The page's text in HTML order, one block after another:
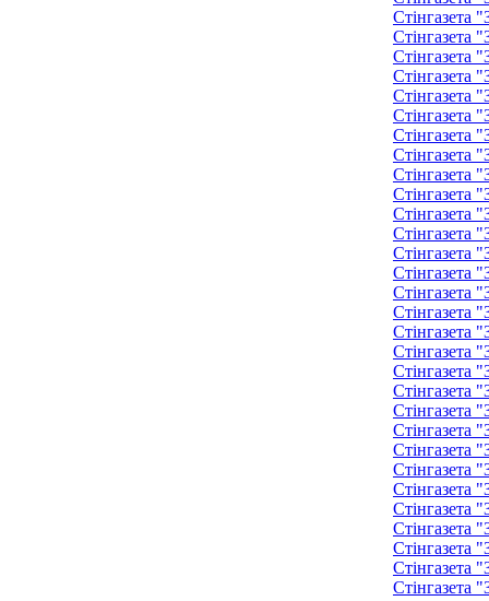
Стінгазета
Стінгазета
Стінгазета
Стінгазета
Стінгазета
Стінгазета
Стінгазета
Стінгазета
Стінгазета
Стінгазета
Стінгазета
Стінгазета
Стінгазета
Стінгазета
Стінгазета
Стінгазета
Стінгазета
Стінгазета
Стінгазета
Стінгазета
Стінгазета
Стінгазета
Стінгазета
Стінгазета
Стінгазета
Стінгазета
Стінгазета
Стінгазета
Стінгазета
Стінгазета